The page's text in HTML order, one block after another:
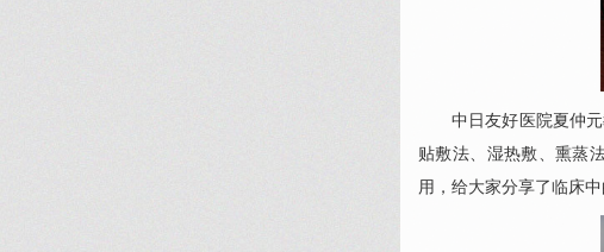
中日友好医院夏仲
贴敷法、湿热敷、熏蒸
用，给大家分享了临床